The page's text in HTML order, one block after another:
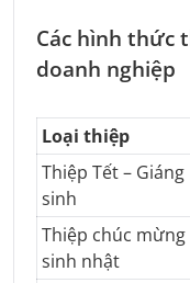
Các hình thức
doanh nghiệp
Loại thiệp
Thiệp Tết – Giáng
sinh
Thiệp chúc mừng
sinh nhật